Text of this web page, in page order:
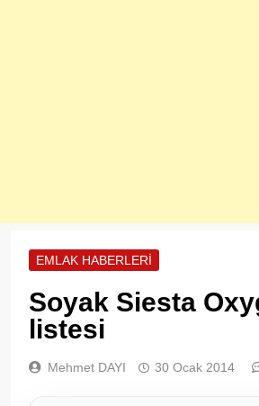
EMLAK HABERLERI
Soyak Siesta
listesi
Mehmet DAYI 30 Ocak 2014